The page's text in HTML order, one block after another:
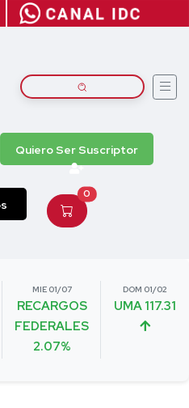
Quiero Ser Suscriptor
0
MIE 01/07
RECARGOS
FEDERALES
2.07%
DOM 01/02
UMA 117.31